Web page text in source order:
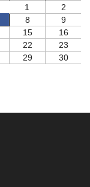
1
2
8
9
15
16
22
23
29
30